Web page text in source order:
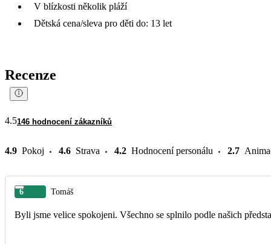
V blízkosti několik pláží
Dětská cena/sleva pro děti do: 13 let
Recenze
4.5146 hodnocení zákazníků
4.9 Pokoj 4.6 Strava 4.2 Hodnocení personálu 2.7
6 Tomáš
Byli jsme velice spokojeni. Všechno se splnilo podle našich